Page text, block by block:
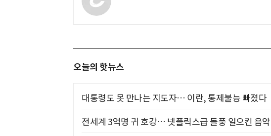
오늘의 핫뉴스
대통령도 못 만나는 지도자… 이란, 통제불능 빠졌다
전세계 3억명 귀 호강… 넷플릭스급 돌풍 일으킨 음